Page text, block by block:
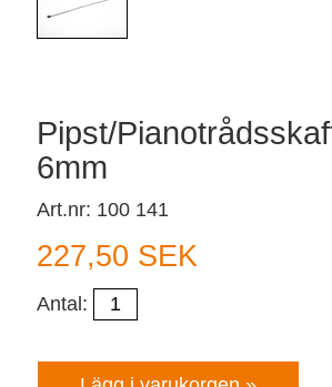
Pipst/
6mm
Art.nr: 100 141
227,50 SEK
Antal: